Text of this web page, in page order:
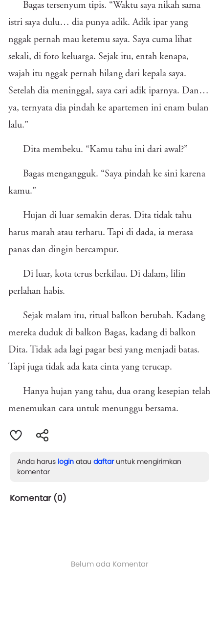
Bagas tersenyum tipis. “Waktu saya nikah sama
istri saya dulu… dia punya adik. Adik ipar yang
nggak pernah mau ketemu saya. Saya cuma lihat
sekali, di foto keluarga. Sejak itu, entah kenapa,
wajah itu nggak pernah hilang dari kepala saya.
Setelah dia meninggal, saya cari adik iparnya. Dan…
ya, ternyata dia pindah ke apartemen ini enam bulan
lalu.”
Dita membeku. “Kamu tahu ini dari awal?”
Bagas mengangguk. “Saya pindah ke sini karena
kamu.”
Hujan di luar semakin deras. Dita tidak tahu
harus marah atau terharu. Tapi di dada, ia merasa
panas dan dingin bercampur.
Di luar, kota terus berkilau. Di dalam, lilin
perlahan habis.
Sejak malam itu, ritual balkon berubah. Kadang
mereka duduk di balkon Bagas, kadang di balkon
Dita. Tidak ada lagi pagar besi yang menjadi batas.
Tapi juga tidak ada kata cinta yang terucap.
Hanya hujan yang tahu, dua orang kesepian telah
menemukan cara untuk menunggu bersama.
Anda harus login atau daftaruntuk mengirimkan
komentar
Komentar (0)
Belum ada Komentar